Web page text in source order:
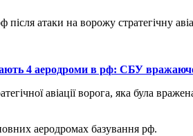
атаки на ворожу стратегічну
4 аеродроми в рф: СБУ вражаюче
авіації ворога, яка була
аеродромах базування рф.